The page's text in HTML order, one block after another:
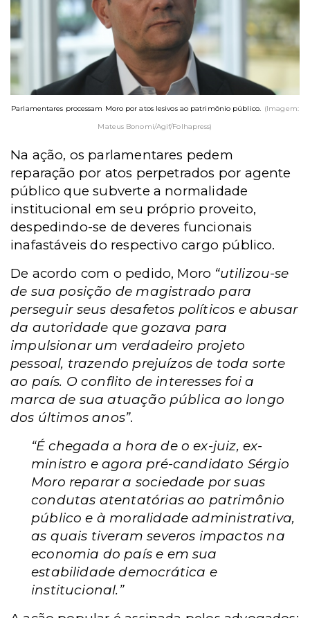
Parlamentares processam Moro por atos lesivos ao patrimônio público. (Imagem:
Mateus Bonomi/Agif/Folhapress)
Na ação, os parlamentares pedem
reparação por atos perpetrados por agente
público que subverte a normalidade
institucional em seu próprio proveito,
despedindo-se de deveres funcionais
inafastáveis do respectivo cargo público.
De acordo com o pedido, Moro “utilizou-se
de sua posição de magistrado para
perseguir seus desafetos políticos e abusar
da autoridade que gozava para
impulsionar um verdadeiro projeto
pessoal, trazendo prejuízos de toda sorte
ao país. O conflito de interesses foi a
marca de sua atuação pública ao longo
dos últimos anos”.
“É chegada a hora de o ex-juiz, ex-
ministro e agora pré-candidato Sérgio
Moro reparar a sociedade por suas
condutas atentatórias ao patrimônio
público e à moralidade administrativa,
as quais tiveram severos impactos na
economia do país e em sua
estabilidade democrática e
institucional.”